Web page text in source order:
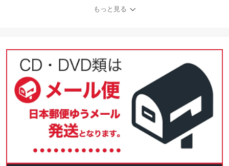
レディース ソックス zok
ke ゾッケ 送料無料
もっと見る